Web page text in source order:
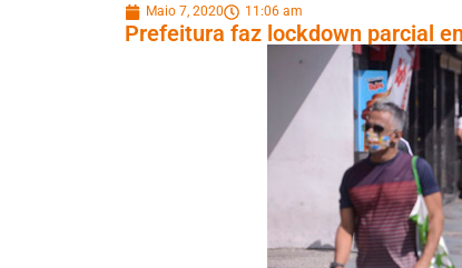
Maio 7, 2020 11:06 am
Prefeitura faz lockdown parcial